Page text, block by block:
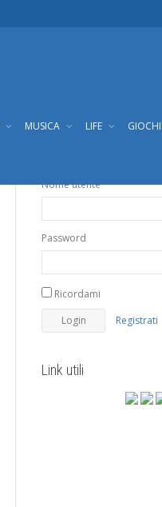
MUSICA LIFE GIOCHI
Nome utente
Password
Ricordami
Registrati
Link utili